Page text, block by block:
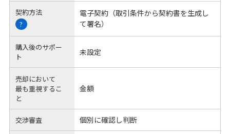
契約方法
?
電子契約（取引条件から契約書を生成し
て署名）
購入後のサポー
ト
未設定
売却において
最も重視するこ
と
金額
交渉審査 個別に確認し判断